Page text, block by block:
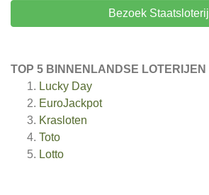
Bezoek Staatsloterij
TOP 5 BINNENLANDSE LOTERIJEN
Lucky Day
EuroJackpot
Krasloten
Toto
Lotto